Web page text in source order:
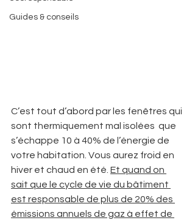
Guides & conseils
C’est tout d’abord par les fenêtres qui
sont thermiquement mal isolées  que
s’échappe 10 à 40% de l’énergie de
votre habitation. Vous aurez froid en
hiver et chaud en été. Et quand on
sait que le cycle de vie du bâtiment
est responsable de plus de 20% des
émissions annuels de gaz à effet de